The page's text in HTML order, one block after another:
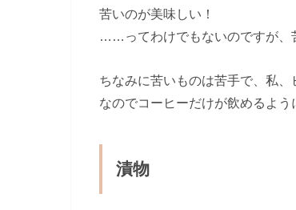
苦いのが美味しい！
……ってわけでもないのですが、
ちなみに苦いものは苦手で、私、
なのでコーヒーだけが飲めるよう
漬物